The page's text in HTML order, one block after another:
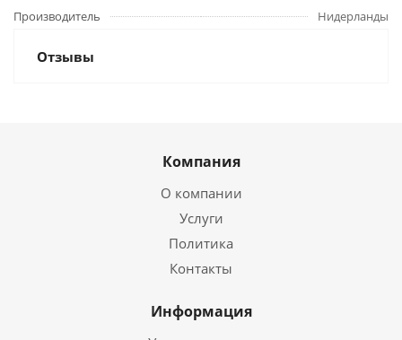
Производитель
Нидерланды
Отзывы
Компания
О компании
Услуги
Политика
Контакты
Информация